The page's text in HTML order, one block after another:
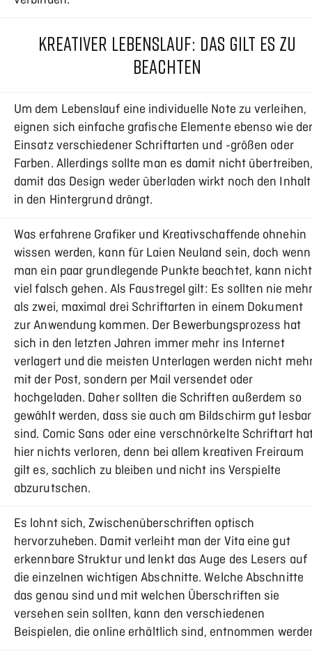
KREATIVER LEBENSLAUF: DAS GILT ES ZU
BEACHTEN
Um dem Lebenslauf eine individuelle Note zu verleihen,
eignen sich einfache grafische Elemente ebenso wie
Einsatz verschiedener Schriftarten und -größen oder
Farben. Allerdings sollte man es damit nicht
damit das Design weder überladen wirkt noch den Inhalt
in den Hintergrund drängt.
Was erfahrene Grafiker und Kreativschaffende ohnehin
wissen werden, kann für Laien Neuland sein, doch wenn
man ein paar grundlegende Punkte beachtet, kann nicht
viel falsch gehen. Als Faustregel gilt: Es sollten nie
als zwei, maximal drei Schriftarten in einem Dokument
zur Anwendung kommen. Der Bewerbungsprozess hat
sich in den letzten Jahren immer mehr ins Internet
verlagert und die meisten Unterlagen werden nicht
mit der Post, sondern per Mail versendet oder
hochgeladen. Daher sollten die Schriften außerdem so
gewählt werden, dass sie auch am Bildschirm gut lesbar
sind. Comic Sans oder eine verschnörkelte Schriftart
hier nichts verloren, denn bei allem kreativen Freiraum
gilt es, sachlich zu bleiben und nicht ins Verspielte
abzurutschen.
Es lohnt sich, Zwischenüberschriften optisch
hervorzuheben. Damit verleiht man der Vita eine gut
erkennbare Struktur und lenkt das Auge des Lesers auf
die einzelnen wichtigen Abschnitte. Welche Abschnitte
das genau sind und mit welchen Überschriften sie
versehen sein sollten, kann den verschiedenen
Beispielen, die online erhältlich sind, entnommen